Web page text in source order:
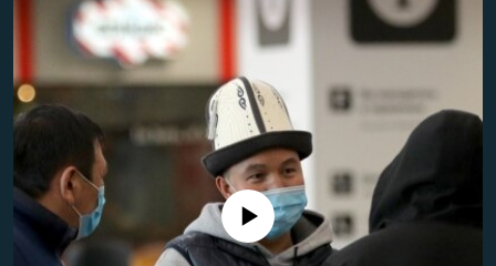
ЖАЗЫЛЫҢЫЗ
Басқа тілдерде
No media source currently available